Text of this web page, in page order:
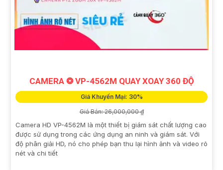
CAMERA ❂ VP-4562M QUAY XOAY 360 ĐỘ
Giá Khuyến Mại: 30%
Giá Bán: 26,000,000 ₫
Camera HD VP-4562M là một thiết bị giám sát chất lượng cao
được sử dụng trong các ứng dụng an ninh và giám sát. Với
độ phân giải HD, nó cho phép bạn thu lại hình ảnh và video rõ
nét và chi tiết